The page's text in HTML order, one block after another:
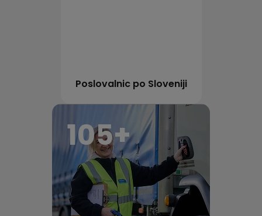
Poslovalnic po Sloveniji
112+